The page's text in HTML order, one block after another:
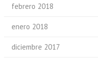
febrero 2018
enero 2018
diciembre 2017